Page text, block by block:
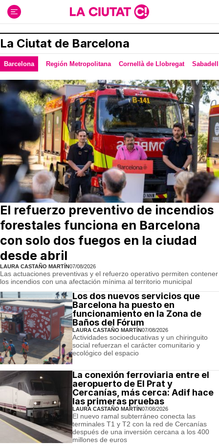
contenido
La Ciutat de Barcelona
Barcelona Región Metropolitana Cornellà de Llobregat Sabadell
El refuerzo preventivo de incendios
forestales funciona en Barcelona
con solo dos fuegos en la ciudad
desde abril
LAURA CASTAÑO MARTÍN07/08/2026
Las actuaciones preventivas y el refuerzo operativo permiten contener
los incendios con una afectación mínima al territorio municipal
Los dos nuevos servicios que
Barcelona ha puesto en
funcionamiento en la Zona de
Baños del Fórum
LAURA CASTAÑO MARTÍN07/08/2026
Actividades socioeducativas y un chiringuito
social refuerzan el carácter comunitario y
ecológico del espacio
La conexión ferroviaria entre el
aeropuerto de El Prat y
Cercanías, más cerca: Adif hace
las primeras pruebas
LAURA CASTAÑO MARTÍN07/08/2026
El nuevo ramal subterráneo conecta las
terminales T1 y T2 con la red de Cercanías
después de una inversión cercana a los 400
millones de euros